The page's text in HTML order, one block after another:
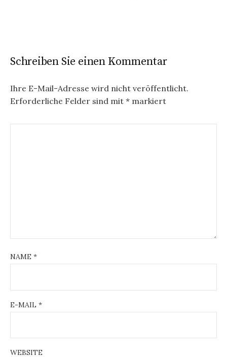
Schreiben Sie einen Kommentar
Ihre E-Mail-Adresse wird nicht veröffentlicht.
Erforderliche Felder sind mit * markiert
NAME *
E-MAIL *
WEBSITE